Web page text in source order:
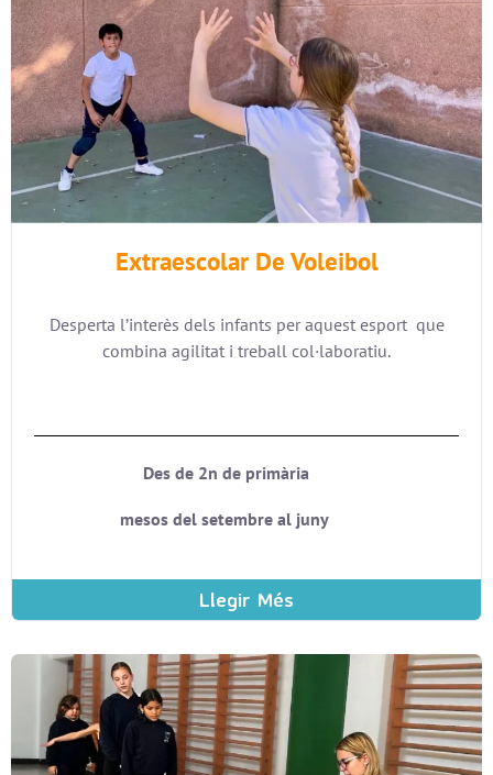
Extraescolar De Voleibol
Desperta l’interès dels infants per aquest esport que
combina agilitat i treball col·laboratiu.
Des de 2n de primària
mesos del setembre al juny
Llegir Més